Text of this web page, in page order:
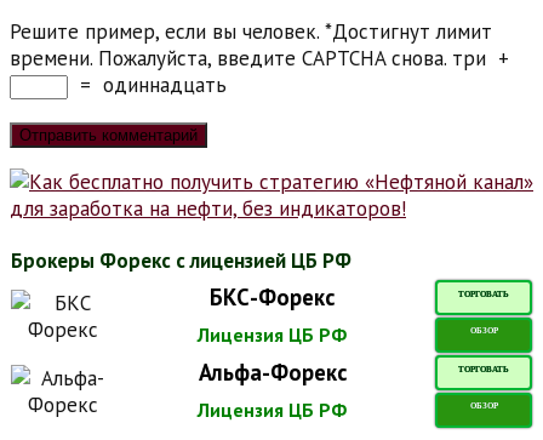
Решите пример, если вы человек. *Достигнут лимит
времени. Пожалуйста, введите CAPTCHA снова. три +
= одиннадцать
Брокеры Форекс с лицензией ЦБ РФ
БКС-Форекс ТОРГОВАТЬ
Лицензия ЦБ РФ ОБЗОР
Альфа-Форекс ТОРГОВАТЬ
Лицензия ЦБ РФ ОБЗОР